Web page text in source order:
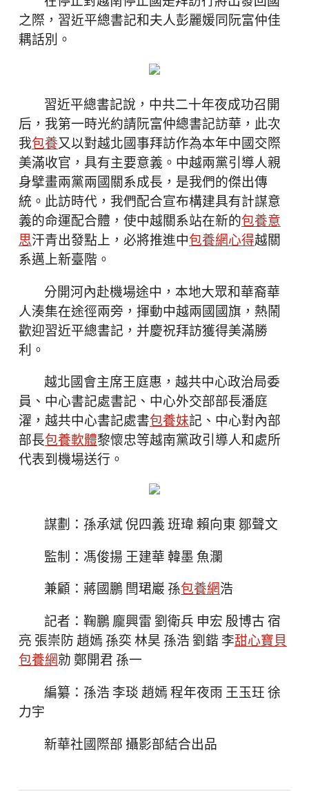
之際，習近平總書記和夫人彭麗媛同阮富仲佳
耦話別。
習近平總書記說，中共二十年夜成功召開
后，我第一時光約請阮富仲總書記訪華，此次
我包養又以對越北國事拜訪作為本年中國交際
美滿收官，具有主要意義。中越兩黨引導人親
身擘畫兩黨兩國關系成長，是我們的傑出傳
統。此訪時代，我們配合宣布構建具有計謀意
義的命運配合體，使中越關系站在新的包養意
思汗青出發點上，必將推進中包養網心得越關
系邁上新臺階。
分開河內赴機場途中，本地大眾和華裔華
人湊集在途徑兩旁，揮動中越兩國國旗，熱鬧
歡迎習近平總書記，并慶祝拜訪獲得美滿勝
利。
越北國會主席王庭惠，越共中心政治局委
員、中心書記處書記、中心外交部部長潘庭
濯，越共中心書記處書包養妹記、中心對內部
部長包養軟體黎懷忠等越南黨政引導人和處所
代表到機場送行。
謀劃：孫承斌 倪四義 班瑋 賴向東 鄒聲文
監制：馮俊揚 王建華 韓墨 魚瀾
兼顧：蔣國鵬 閆珺巖 孫包養網浩
記者：鞠鵬 龐興雷 劉衛兵 申宏 殷博古 宿
亮 張崇防 趙嫣 孫奕 林昊 孫浩 劉鍇 李甜心寶貝
包養網勍 鄭開君 孫一
編纂：孫浩 李琰 趙嫣 程年夜雨 王玉玨 徐
力宇
新華社國際部 攝影部結合出品